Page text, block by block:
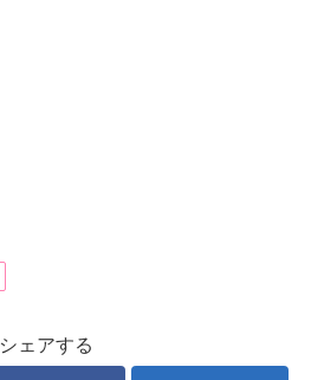
シェアする